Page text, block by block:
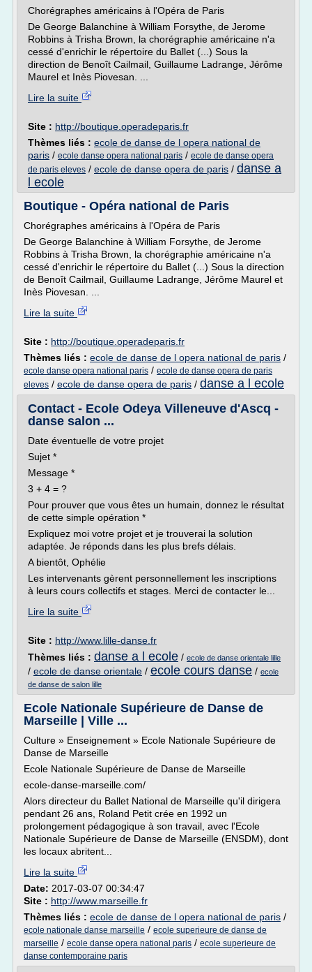
Chorégraphes américains à l'Opéra de Paris
De George Balanchine à William Forsythe, de Jerome
Robbins à Trisha Brown, la chorégraphie américaine n'a
cessé d'enrichir le répertoire du Ballet (...) Sous la
direction de Benoît Cailmail, Guillaume Ladrange, Jérôme
Maurel et Inès Piovesan. ...
Lire la suite
Site : http://boutique.operadeparis.fr
Thèmes liés : ecole de danse de l opera national de
paris / ecole danse opera national paris / ecole de danse opera
de paris eleves / ecole de danse opera de paris / danse a
l ecole
Boutique - Opéra national de Paris
Chorégraphes américains à l'Opéra de Paris
De George Balanchine à William Forsythe, de Jerome
Robbins à Trisha Brown, la chorégraphie américaine n'a
cessé d'enrichir le répertoire du Ballet (...) Sous la direction
de Benoît Cailmail, Guillaume Ladrange, Jérôme Maurel et
Inès Piovesan. ...
Lire la suite
Site : http://boutique.operadeparis.fr
Thèmes liés : ecole de danse de l opera national de paris /
ecole danse opera national paris / ecole de danse opera de paris
eleves / ecole de danse opera de paris / danse a l ecole
Contact - Ecole Odeya Villeneuve d'Ascq -
danse salon ...
Date éventuelle de votre projet
Sujet *
Message *
3 + 4 = ?
Pour prouver que vous êtes un humain, donnez le résultat
de cette simple opération *
Expliquez moi votre projet et je trouverai la solution
adaptée. Je réponds dans les plus brefs délais.
A bientôt, Ophélie
Les intervenants gèrent personnellement les inscriptions
à leurs cours collectifs et stages. Merci de contacter le...
Lire la suite
Site : http://www.lille-danse.fr
Thèmes liés : danse a l ecole / ecole de danse orientale lille
/ ecole de danse orientale / ecole cours danse / ecole
de danse de salon lille
Ecole Nationale Supérieure de Danse de
Marseille | Ville ...
Culture » Enseignement » Ecole Nationale Supérieure de
Danse de Marseille
Ecole Nationale Supérieure de Danse de Marseille
ecole-danse-marseille.com/
Alors directeur du Ballet National de Marseille qu'il dirigera
pendant 26 ans, Roland Petit crée en 1992 un
prolongement pédagogique à son travail, avec l'Ecole
Nationale Supérieure de Danse de Marseille (ENSDM), dont
les locaux abritent...
Lire la suite
Date: 2017-03-07 00:34:47
Site : http://www.marseille.fr
Thèmes liés : ecole de danse de l opera national de paris /
ecole nationale danse marseille / ecole superieure de danse de
marseille / ecole danse opera national paris / ecole superieure de
danse contemporaine paris